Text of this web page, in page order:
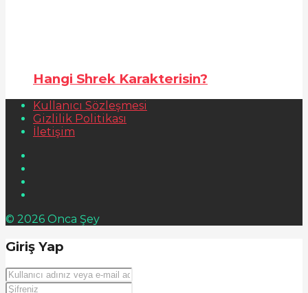
Hangi Shrek Karakterisin?
Kullanıcı Sözleşmesi
Gizlilik Politikası
İletişim
© 2026 Onca Şey
Giriş Yap